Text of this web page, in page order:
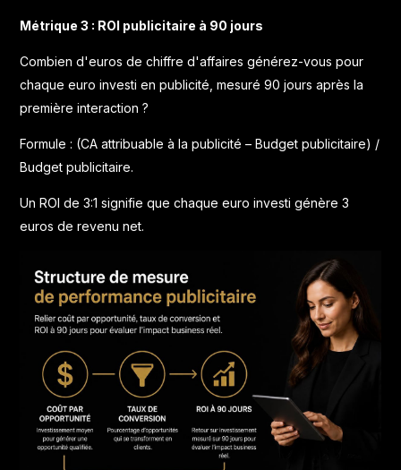
Métrique 3 : ROI publicitaire à 90 jours
Combien d'euros de chiffre d'affaires générez-vous pour
chaque euro investi en publicité, mesuré 90 jours après la
première interaction ?
Formule : (CA attribuable à la publicité – Budget publicitaire) /
Budget publicitaire.
Un ROI de 3:1 signifie que chaque euro investi génère 3
euros de revenu net.